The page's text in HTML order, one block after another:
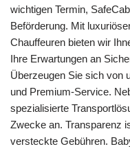
wichtigen Termin,
Beförderung. Mit
Chauffeuren bieten wir
Ihre Erwartungen an
Überzeugen Sie sich von
und Premium-Service.
spezialisierte
Zwecke an. Transparenz
versteckte Gebühren.